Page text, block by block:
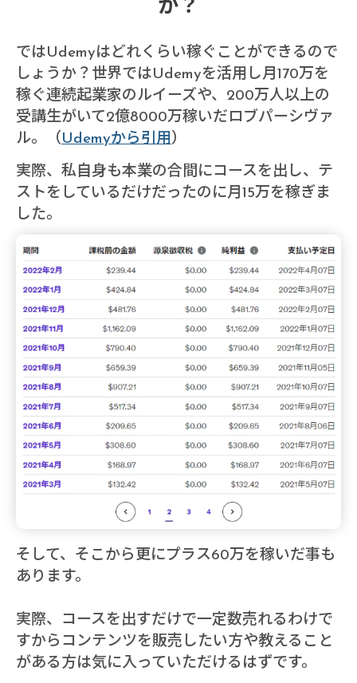
か？
ではUdemyはどれくらい稼ぐことができるので
しょうか？世界ではUdemyを活用し月170万を
稼ぐ連続起業家のルイーズや、200万人以上の
受講生がいて2億8000万稼いだロブパーシヴァ
ル。（Udemyから引用 ）
実際、私自身も本業の合間にコースを出し、テ
ストをしているだけだったのに月15万を稼ぎま
した。
そして、そこから更にプラス60万を稼いだ事も
あります。
実際、コースを出すだけで一定数売れるわけで
すからコンテンツを販売したい方や教えること
がある方は気に入っていただけるはずです。